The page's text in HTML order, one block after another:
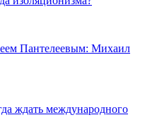
Пантелеевым: Михаил
ждать международного